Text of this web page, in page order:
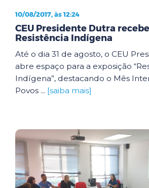
10/08/2017, às 12:24
CEU Presidente Dutra
Resistência Indígena
Até o dia 31 de agosto, o CEU
abre espaço para a exposição
Indígena”, destacando o Mês
Povos ... [saiba mais]